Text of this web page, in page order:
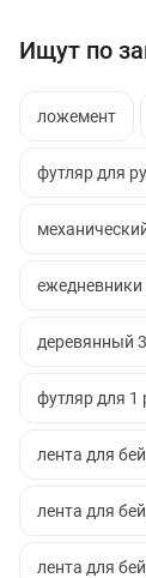
Ищут по
ложемент
футляр для
ежедневники
деревянный
футляр для 1
лента для
лента для
лента для